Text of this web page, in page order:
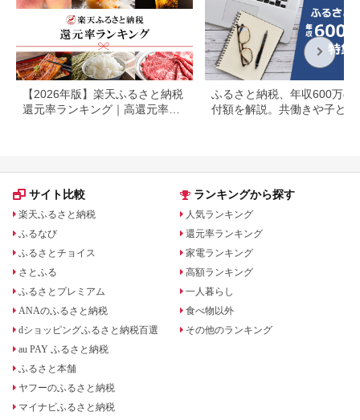
【2026年版】楽天ふるさと納税
還元率ランキング｜高還元率返
ふるさと納税、年収600万の
付額を解説。共働きや子ども
サイト比較
楽天ふるさと納税
ふるなび
ふるさとチョイス
さとふる
ふるさとプレミアム
ANAのふるさと納税
dショッピングふるさと納税百選
au PAY ふるさと納税
ふるさと本舗
ヤフーのふるさと納税
マイナビふるさと納税
ランキングから探す
人気ランキング
還元率ランキング
家電ランキング
高額ランキング
一人暮らし
食べ物以外
その他のランキング